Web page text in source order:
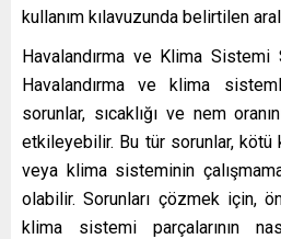
kullanım kılavuzunda belirtilen
Havalandırma ve Klima Sistemi
Havalandırma ve klima
sorunlar, sıcaklığı ve nem
etkileyebilir. Bu tür sorunlar, kötü
veya klima sisteminin
olabilir. Sorunları çözmek için,
klima sistemi parçalarının